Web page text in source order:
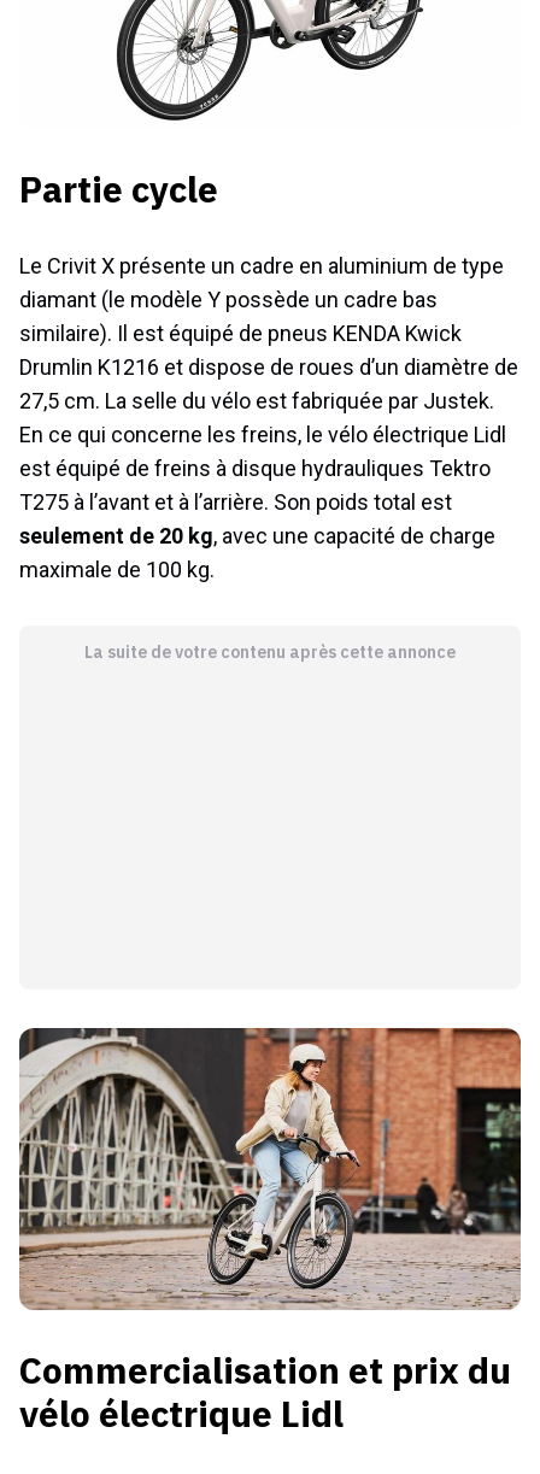
Partie cycle
Le Crivit X présente un cadre en aluminium de type
diamant (le modèle Y possède un cadre bas
similaire). Il est équipé de pneus KENDA Kwick
Drumlin K1216 et dispose de roues d’un diamètre de
27,5 cm. La selle du vélo est fabriquée par Justek.
En ce qui concerne les freins, le vélo électrique Lidl
est équipé de freins à disque hydrauliques Tektro
T275 à l’avant et à l’arrière. Son poids total est
seulement de 20 kg, avec une capacité de charge
maximale de 100 kg.
La suite de votre contenu après cette annonce
Commercialisation et prix du
vélo électrique Lidl